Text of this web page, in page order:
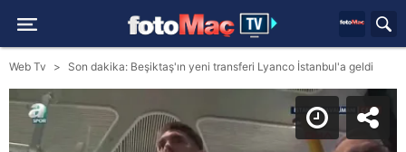
Web Tv Son dakika: Beşiktaş'ın yeni transferi Lyanco İstanbul'a geldi